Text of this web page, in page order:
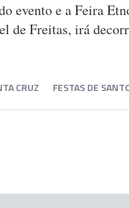
evento e a Feira
de Freitas, irá
CRUZ FESTAS DE